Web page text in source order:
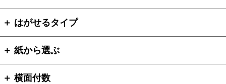
＋ はがせるタイプ
＋ 紙から選ぶ
＋ 横面付数